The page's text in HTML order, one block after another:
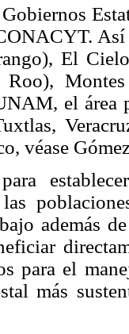
El
Roo),
el área
véase
además
para el
más